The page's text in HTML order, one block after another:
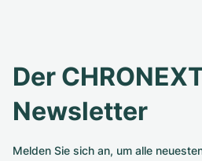
Der
Newsletter
Melden Sie sich an, um alle